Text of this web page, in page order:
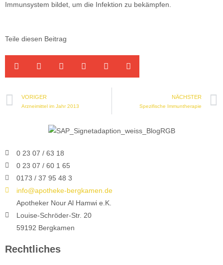
Immunsystem bildet, um die Infektion zu bekämpfen.
Teile diesen Beitrag
VORIGER
Arzneimittel im Jahr 2013
NÄCHSTER
Spezifische Immuntherapie
0 23 07 / 63 18
0 23 07 / 60 1 65
0173 / 37 95 48 3
info@apotheke-bergkamen.de
Apotheker Nour Al Hamwi e.K.
Louise-Schröder-Str. 20
59192 Bergkamen
Rechtliches